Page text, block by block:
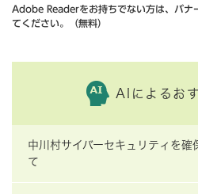
Adobe Readerをお持ちでない方は、バナ
てください。（無料）
AIによるお
中川村サイバーセキュリティを確
て